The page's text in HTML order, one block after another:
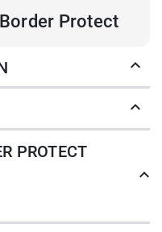
Protect
film externe en
imperméable à
Ainsi, il ne craint
la toilette, tout en
évitant tout
PROTECT